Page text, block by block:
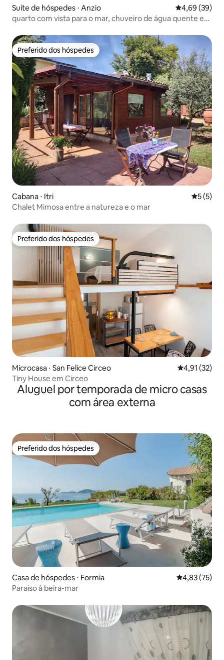
Suíte de hóspedes ⋅ Anzio 4,69 de uma
4,69 (39)
quarto com vista para o mar, chuveiro de água quente e
Preferido dos hóspedes
Preferido dos hóspedes
Cabana ⋅ Itri 5 de
5 (5)
Chalet Mimosa entre a natureza e o mar
Preferido dos hóspedes
Preferido dos hóspedes
Microcasa ⋅ San Felice Circeo 4,91 de uma
4,91 (32)
Tiny House em Circeo
Aluguel por temporada de micro casas
com área externa
Preferido dos hóspedes
Preferido dos hóspedes
Casa de hóspedes ⋅ Formia 4,83 de uma
4,83 (75)
Paraíso à beira-mar